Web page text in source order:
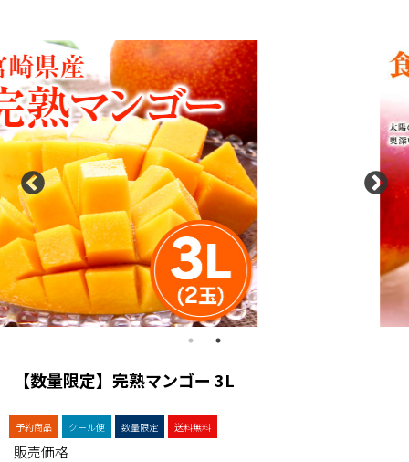
【数量限定】完熟マンゴー 3L
予約商品 クール便 数量限定 送料無料
販売価格